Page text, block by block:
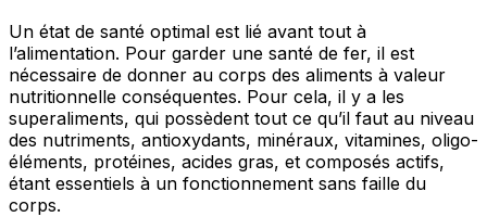
Un état de santé optimal est lié avant tout à
l’alimentation. Pour garder une santé de fer, il est
nécessaire de donner au corps des aliments à valeur
nutritionnelle conséquentes. Pour cela, il y a les
superaliments, qui possèdent tout ce qu’il faut au niveau
des nutriments, antioxydants, minéraux, vitamines, oligo-
éléments, protéines, acides gras, et composés actifs,
étant essentiels à un fonctionnement sans faille du
corps.